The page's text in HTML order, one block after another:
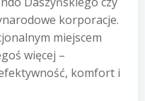
korporacje.
miejscem
więcej –
komfort i